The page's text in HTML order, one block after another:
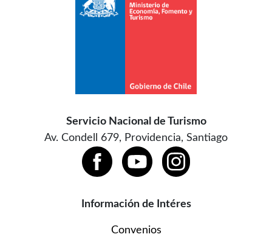
Servicio Nacional de Turismo
Av. Condell 679, Providencia, Santiago
Información de Intéres
Convenios